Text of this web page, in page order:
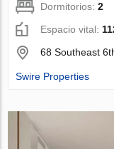
Dormitorios:2
Espacio vital:
68 Southeast
Swire Properties